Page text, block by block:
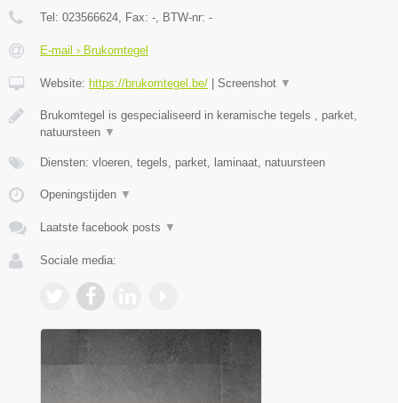
Tel: 023566624, Fax: -, BTW-nr: -
E-mail › Brukomtegel
Website: https://brukomtegel.be/ Screenshot ▼
Brukomtegel is gespecialiseerd in keramische tegels , parket,
natuursteen ▼
Diensten: vloeren, tegels, parket, laminaat, natuursteen
Openingstijden ▼
Laatste facebook posts ▼
Sociale media: